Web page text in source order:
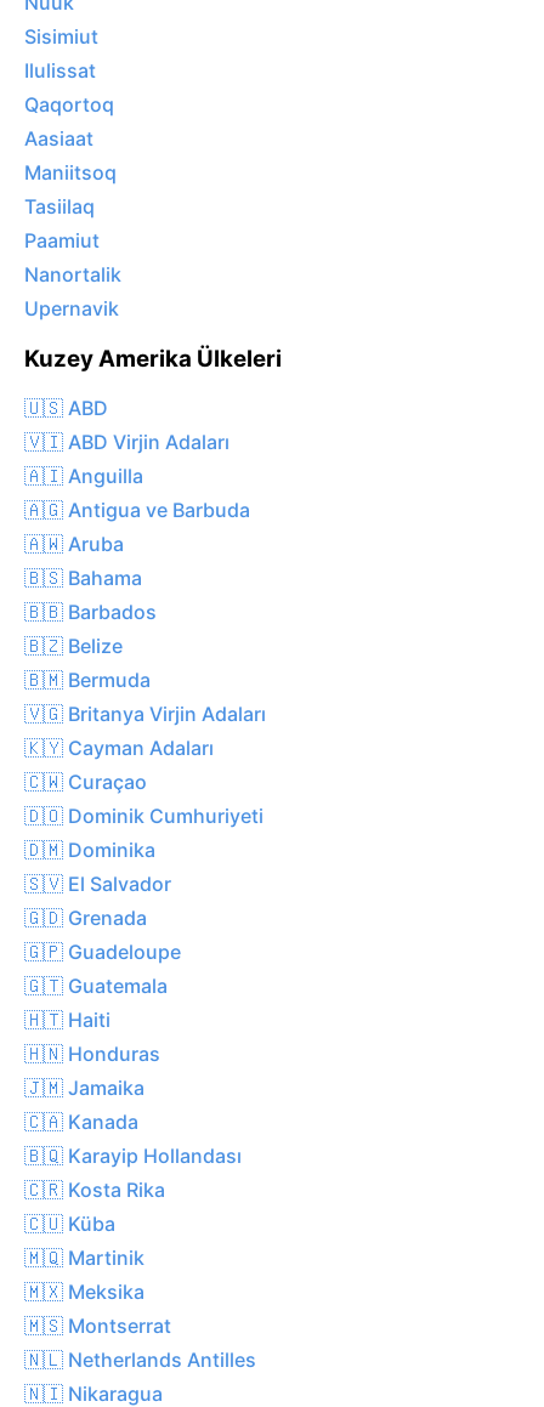
Sisimiut
Ilulissat
Qaqortoq
Aasiaat
Maniitsoq
Tasiilaq
Paamiut
Nanortalik
Upernavik
Kuzey Amerika Ülkeleri
🇺🇸 ABD
🇻🇮 ABD Virjin Adaları
🇦🇮 Anguilla
🇦🇬 Antigua ve Barbuda
🇦🇼 Aruba
🇧🇸 Bahama
🇧🇧 Barbados
🇧🇿 Belize
🇧🇲 Bermuda
🇻🇬 Britanya Virjin Adaları
🇰🇾 Cayman Adaları
🇨🇼 Curaçao
🇩🇴 Dominik Cumhuriyeti
🇩🇲 Dominika
🇸🇻 El Salvador
🇬🇩 Grenada
🇬🇵 Guadeloupe
🇬🇹 Guatemala
🇭🇹 Haiti
🇭🇳 Honduras
🇯🇲 Jamaika
🇨🇦 Kanada
🇧🇶 Karayip Hollandası
🇨🇷 Kosta Rika
🇨🇺 Küba
🇲🇶 Martinik
🇲🇽 Meksika
🇲🇸 Montserrat
🇳🇱 Netherlands Antilles
🇳🇮 Nikaragua